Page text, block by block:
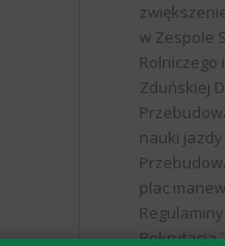
w Zespole
Rolniczego
Zduńskiej
nauki jazdy
plac
Regulaminy
Rekrutacja